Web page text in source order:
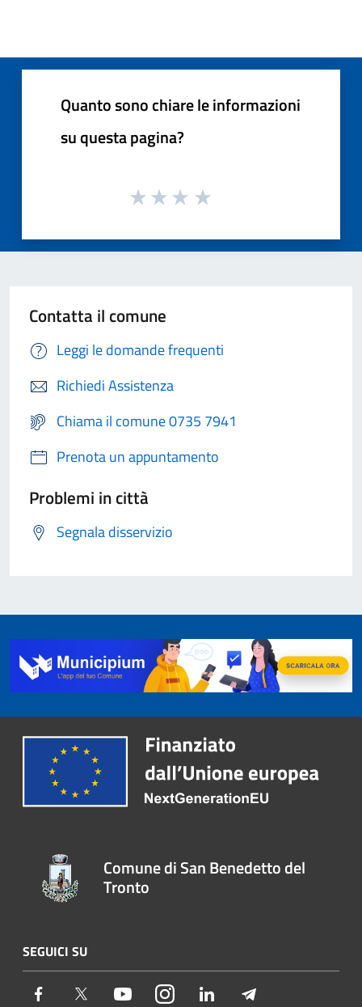
Quanto sono chiare le informazioni
su questa pagina?
Contatta il comune
Leggi le domande frequenti
Richiedi Assistenza
Chiama il comune 0735 7941
Prenota un appuntamento
Problemi in città
Segnala disservizio
Comune di San Benedetto del
Tronto
SEGUICI SU
Facebook Twitter YoutubeInstagramLinkedIn